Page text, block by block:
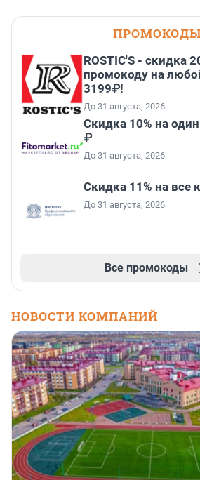
ПРОМОКОДЫ
ROSTIC'S - скидка
промокоду на
3199₽!
До 31 августа, 2026
Скидка 10% на
₽
До 31 августа, 2026
Скидка 11% на все
До 31 августа, 2026
Все промокоды
НОВОСТИ КОМПАНИЙ